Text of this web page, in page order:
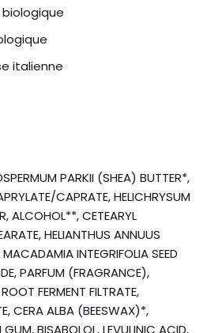
italienne
PARKII (SHEA) BUTTER*,
CAPRATE, HELICHRYSUM
ALCOHOL**, CETEARYL
HELIANTHUS ANNUUS
INTEGRIFOLIA SEED
PARFUM (FRAGRANCE),
FERMENT FILTRATE,
CERA ALBA (BEESWAX)*,
BISABOLOL, LEVULINIC ACID,